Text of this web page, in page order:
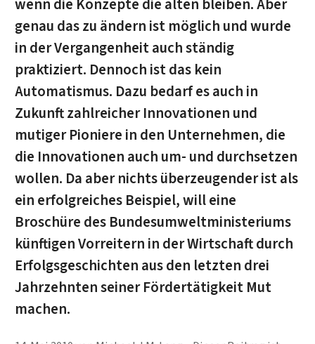
wenn die Konzepte die alten bleiben. Aber
genau das zu ändern ist möglich und wurde
in der Vergangenheit auch ständig
praktiziert. Dennoch ist das kein
Automatismus. Dazu bedarf es auch in
Zukunft zahlreicher Innovationen und
mutiger Pioniere in den Unternehmen, die
die Innovationen auch um- und durchsetzen
wollen. Da aber nichts überzeugender ist als
ein er­folg­reiches Beispiel, will eine
Broschüre des Bundes­umwelt­mi­nis­teri­ums
künftigen Vorreitern in der Wirtschaft durch
Erfolgs­ge­schich­ten aus den letzten drei
Jahrzehnten seiner Fördertätigkeit Mut
machen.